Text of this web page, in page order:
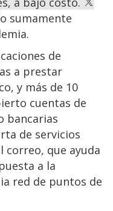
sumamente
de
a prestar
y más de 10
cuentas de
bancarias
de servicios
correo, que ayuda
a la
red de puntos de